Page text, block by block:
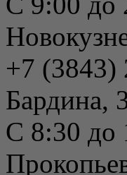
+7 (3843)
Бардина,
С 8:30 до